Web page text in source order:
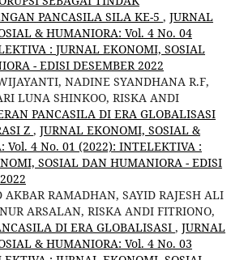
PANCASILA SILA KE-5 , JURNAL
& HUMANIORA: Vol. 4 No. 04
: JURNAL EKONOMI, SOSIAL
- EDISI DESEMBER 2022
NADINE SYANDHANA R.F,
LUNA SHINKOO, RISKA ANDI
PANCASILA DI ERA GLOBALISASI
Z , JURNAL EKONOMI, SOSIAL &
Vol. 4 No. 01 (2022): INTELEKTIVA :
SOSIAL DAN HUMANIORA - EDISI
RAMADHAN, SAYID RAJESH ALI
ARSALAN, RISKA ANDI FITRIONO,
DI ERA GLOBALISASI , JURNAL
& HUMANIORA: Vol. 4 No. 03